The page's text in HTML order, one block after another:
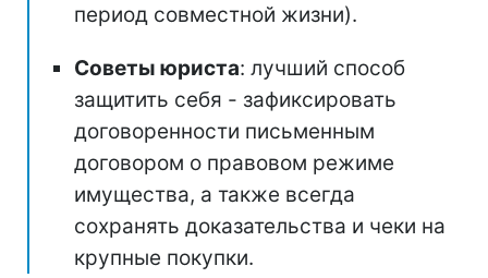
период совместной жизни).
Советы юриста: лучший способ
защитить себя - зафиксировать
договоренности письменным
договором о правовом режиме
имущества, а также всегда
сохранять доказательства и чеки на
крупные покупки.